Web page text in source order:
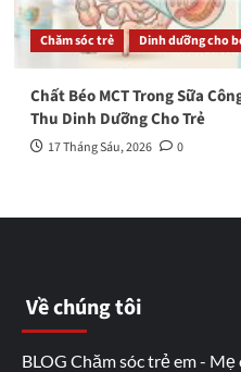
Chăm sóc trẻ Dinh dưỡng cho
Chất Béo MCT Trong Sữa
Thu Dinh Dưỡng Cho Trẻ
17 Tháng Sáu, 2026 0
Về chúng tôi
BLOG Chăm sóc trẻ em -